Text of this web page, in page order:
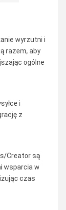
wyrzutni i
razem, aby
ogólne
i
z
Creator są
wsparcia w
czas